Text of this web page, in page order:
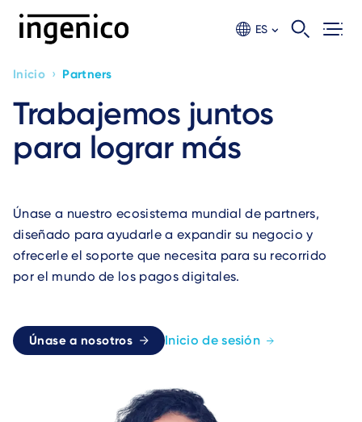
contento
principal
ES
Breadcrumb
Inicio › Partners
Trabajemos juntos
para lograr más
Únase a nuestro ecosistema mundial de partners,
diseñado para ayudarle a expandir su negocio y
ofrecerle el soporte que necesita para su recorrido
por el mundo de los pagos digitales.
Únase a nosotros Inicio de sesión